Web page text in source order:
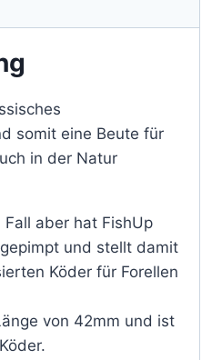
somit eine Beute für
in der Natur
aber hat FishUp
und stellt damit
Köder für Forellen
von 42mm und ist